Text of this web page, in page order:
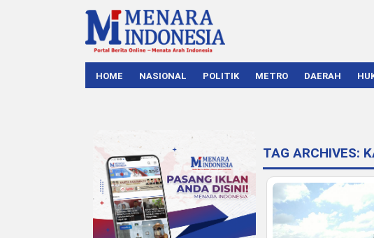
HOME NASIONAL POLITIK METRO DAERAH
TAG ARCHIVES: